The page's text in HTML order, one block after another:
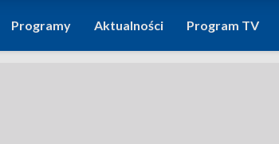
Programy Aktualności Program TV